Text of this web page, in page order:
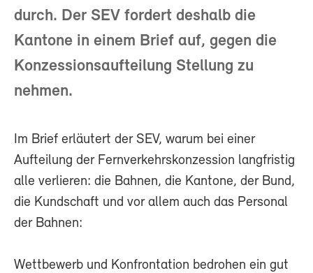
durch. Der SEV fordert deshalb die
Kantone in einem Brief auf, gegen die
Konzessionsaufteilung Stellung zu
nehmen.
Im Brief erläutert der SEV, warum bei einer
Aufteilung der Fernverkehrskonzession langfristig
alle verlieren: die Bahnen, die Kantone, der Bund,
die Kundschaft und vor allem auch das Personal
der Bahnen:
Wettbewerb und Konfrontation bedrohen ein gut